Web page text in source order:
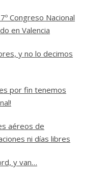
Congreso Nacional
en Valencia
y no lo decimos
por fin tenemos
aéreos de
ni días libres
y van…